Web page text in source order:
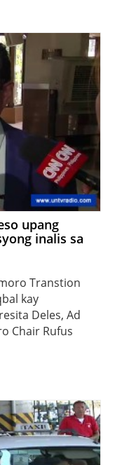
upang
inalis sa
Transtion
kay
Deles, Ad
Chair Rufus